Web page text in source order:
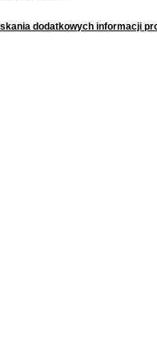
dodatkowych informacji